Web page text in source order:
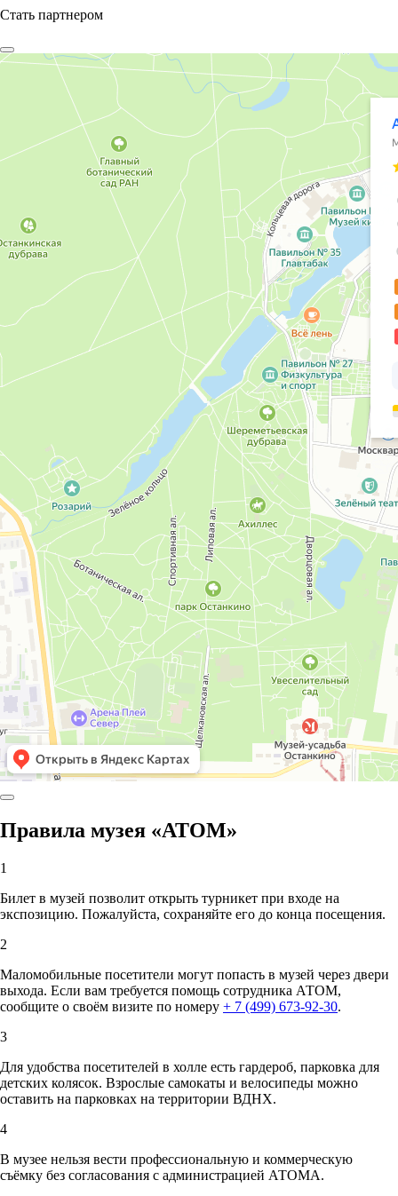
Стать партнером
Правила музея «АТОМ»
1
Билет в музей позволит открыть турникет при входе на
экспозицию. Пожалуйста, сохраняйте его до конца посещения.
2
Маломобильные посетители могут попасть в музей через двери
выхода. Если вам требуется помощь сотрудника АТОМ,
сообщите о своём визите по номеру + 7 (499) 673-92-30.
3
Для удобства посетителей в холле есть гардероб, парковка для
детских колясок. Взрослые самокаты и велосипеды можно
оставить на парковках на территории ВДНХ.
4
В музее нельзя вести профессиональную и коммерческую
съёмку без согласования с администрацией АТОМА.